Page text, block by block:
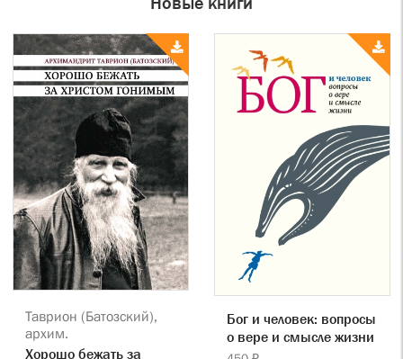
Таврион (Батозский),
архим.
Хорошо бежать за
Бог и человек: вопросы
о вере и смысле жизни